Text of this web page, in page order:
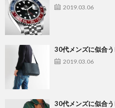
2019.03.06
30代メンズに似合
2019.03.06
30代メンズに似合